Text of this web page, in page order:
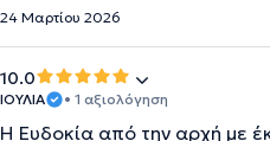
24 Μαρτίου 2026
10.0
ΙΟΥΛΙΑ • 1 αξιολόγηση
Η Ευδοκία από την αρχή με